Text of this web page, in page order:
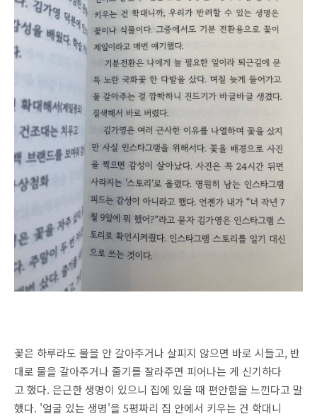
꽃은 하루라도 물을 안 갈아주거나 살피지 않으면 바로 시들고, 반
대로 물을 갈아주거나 줄기를 잘라주면 피어나는 게 신기하다
고 했다. 은근한 생명이 있으니 집에 있을 때 편안함을 느낀다고 말
했다. '얼굴 있는 생명'을 5평짜리 집 안에서 키우는 건 학대니